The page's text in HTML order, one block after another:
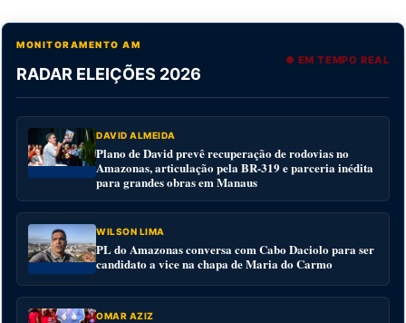
MONITORAMENTO AM
RADAR ELEIÇÕES 2026
● EM TEMPO REAL
DAVID ALMEIDA
Plano de David prevê recuperação de rodovias no
Amazonas, articulação pela BR-319 e parceria inédita
para grandes obras em Manaus
WILSON LIMA
PL do Amazonas conversa com Cabo Daciolo para ser
candidato a vice na chapa de Maria do Carmo
OMAR AZIZ